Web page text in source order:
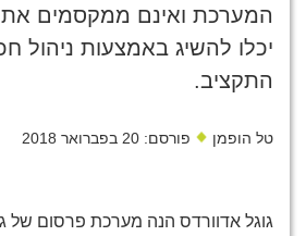
המערכת ואינם ממקסמים את
יכלו להשיג באמצעות ניהול
התקציב.
טל הופמן פורסם: 20 בפברואר 2018
גוגל אדוורדס הנה מערכת פרסום של